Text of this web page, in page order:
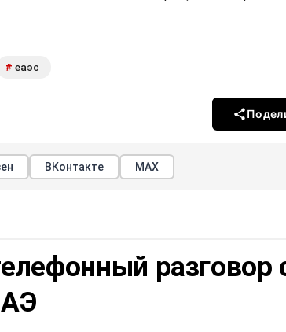
# еаэс
ВКонтакте МАХ
разговор